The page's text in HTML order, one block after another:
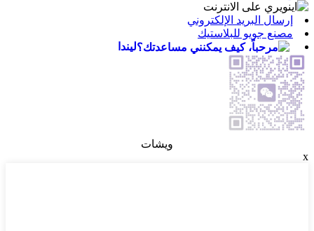
إرسال البريد الإلكتروني
مصنع جويو للبلاستيك
ليندا
ويشات
x